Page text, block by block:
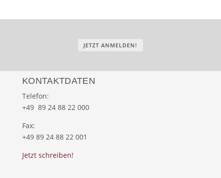
JETZT ANMELDEN!
KONTAKTDATEN
Telefon:
+49 89 24 88 22 000
Fax:
+49 89 24 88 22 001
Jetzt schreiben!